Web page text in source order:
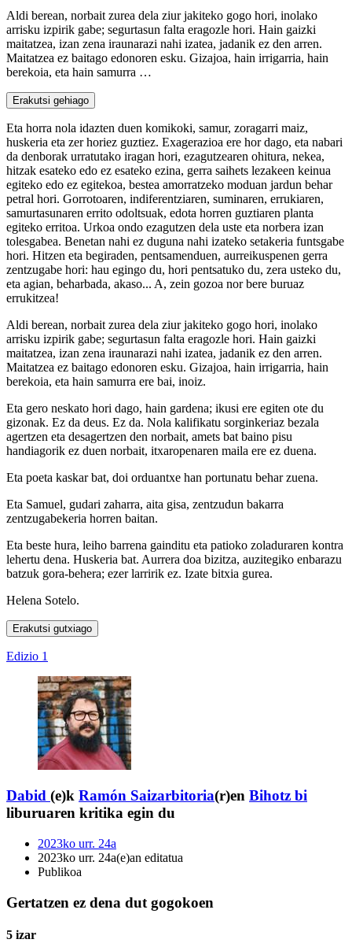
Aldi berean, norbait zurea dela ziur jakiteko gogo hori, inolako
arrisku izpirik gabe; segurtasun falta eragozle hori. Hain gaizki
maitatzea, izan zena iraunarazi nahi izatea, jadanik ez den arren.
Maitatzea ez baitago edonoren esku. Gizajoa, hain irrigarria, hain
berekoia, eta hain samurra …
Erakutsi gehiago
Eta horra nola idazten duen komikoki, samur, zoragarri maiz,
huskeria eta zer horiez guztiez. Exagerazioa ere hor dago, eta nabari
da denborak urratutako iragan hori, ezagutzearen ohitura, nekea,
hitzak esateko edo ez esateko ezina, gerra saihets lezakeen keinua
egiteko edo ez egitekoa, bestea amorratzeko moduan jardun behar
petral hori. Gorrotoaren, indiferentziaren, suminaren, errukiaren,
samurtasunaren errito odoltsuak, edota horren guztiaren planta
egiteko erritoa. Urkoa ondo ezagutzen dela uste eta norbera izan
tolesgabea. Benetan nahi ez duguna nahi izateko setakeria funtsgabe
hori. Hitzen eta begiraden, pentsamenduen, aurreikuspenen gerra
zentzugabe hori: hau egingo du, hori pentsatuko du, zera usteko du,
eta agian, beharbada, akaso... A, zein gozoa nor bere buruaz
errukitzea!
Aldi berean, norbait zurea dela ziur jakiteko gogo hori, inolako
arrisku izpirik gabe; segurtasun falta eragozle hori. Hain gaizki
maitatzea, izan zena iraunarazi nahi izatea, jadanik ez den arren.
Maitatzea ez baitago edonoren esku. Gizajoa, hain irrigarria, hain
berekoia, eta hain samurra ere bai, inoiz.
Eta gero neskato hori dago, hain gardena; ikusi ere egiten ote du
gizonak. Ez da deus. Ez da. Nola kalifikatu sorginkeriaz bezala
agertzen eta desagertzen den norbait, amets bat baino pisu
handiagorik ez duen norbait, itxaropenaren maila ere ez duena.
Eta poeta kaskar bat, doi orduantxe han portunatu behar zuena.
Eta Samuel, gudari zaharra, aita gisa, zentzudun bakarra
zentzugabekeria horren baitan.
Eta beste hura, leiho barrena gainditu eta patioko zoladuraren kontra
lehertu dena. Huskeria bat. Aurrera doa bizitza, auzitegiko enbarazu
batzuk gora-behera; ezer larririk ez. Izate bitxia gurea.
Helena Sotelo.
Erakutsi gutxiago
Edizio 1
Dabid (e)k Ramón Saizarbitoria(r)en Bihotz bi
liburuaren kritika egin du
2023ko urr. 24a
2023ko urr. 24a(e)an editatua
Publikoa
Gertatzen ez dena dut gogokoen
5 izar